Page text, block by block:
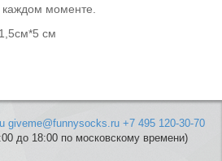
каждом моменте.
см
giveme@funnysocks.ru +7 495 120-30-70
до 18:00 по московскому времени)